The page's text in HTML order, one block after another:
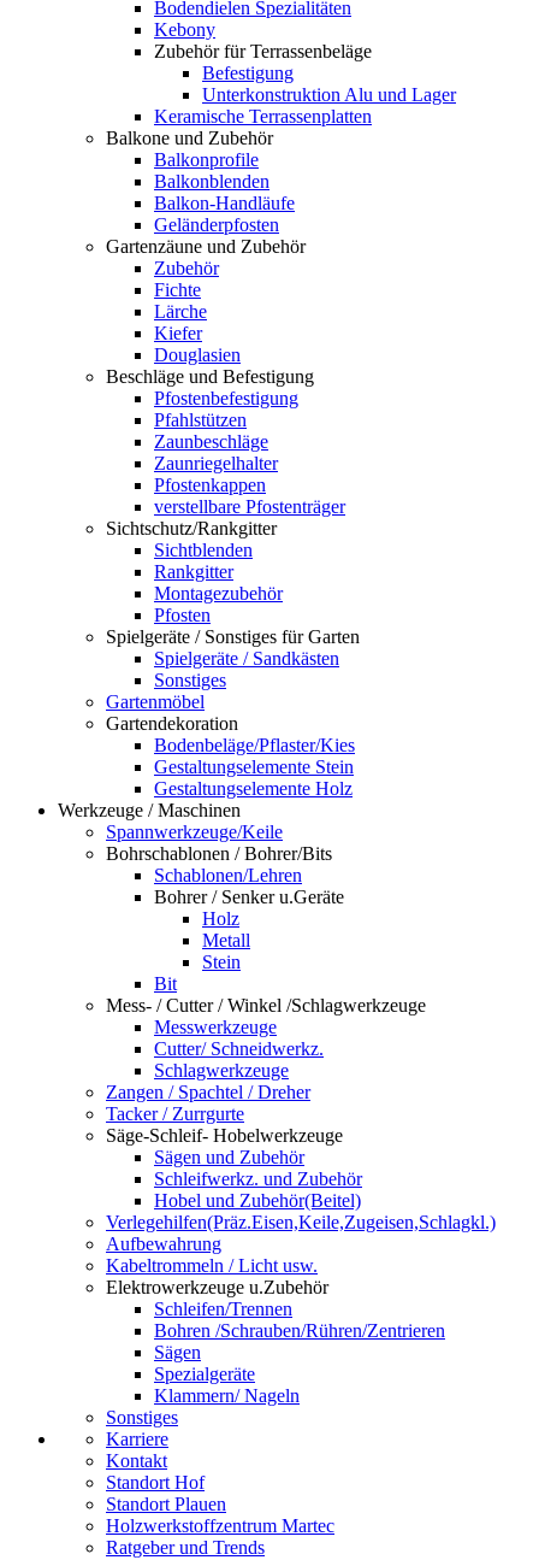
Bodendielen Spezialitäten
Kebony
Zubehör für Terrassenbeläge
Befestigung
Unterkonstruktion Alu und Lager
Keramische Terrassenplatten
Balkone und Zubehör
Balkonprofile
Balkonblenden
Balkon-Handläufe
Geländerpfosten
Gartenzäune und Zubehör
Zubehör
Fichte
Lärche
Kiefer
Douglasien
Beschläge und Befestigung
Pfostenbefestigung
Pfahlstützen
Zaunbeschläge
Zaunriegelhalter
Pfostenkappen
verstellbare Pfostenträger
Sichtschutz/Rankgitter
Sichtblenden
Rankgitter
Montagezubehör
Pfosten
Spielgeräte / Sonstiges für Garten
Spielgeräte / Sandkästen
Sonstiges
Gartenmöbel
Gartendekoration
Bodenbeläge/Pflaster/Kies
Gestaltungselemente Stein
Gestaltungselemente Holz
Werkzeuge / Maschinen
Spannwerkzeuge/Keile
Bohrschablonen / Bohrer/Bits
Schablonen/Lehren
Bohrer / Senker u.Geräte
Holz
Metall
Stein
Bit
Mess- / Cutter / Winkel /Schlagwerkzeuge
Messwerkzeuge
Cutter/ Schneidwerkz.
Schlagwerkzeuge
Zangen / Spachtel / Dreher
Tacker / Zurrgurte
Säge-Schleif- Hobelwerkzeuge
Sägen und Zubehör
Schleifwerkz. und Zubehör
Hobel und Zubehör(Beitel)
Verlegehilfen(Präz.Eisen,Keile,Zugeisen,Schlagkl.)
Aufbewahrung
Kabeltrommeln / Licht usw.
Elektrowerkzeuge u.Zubehör
Schleifen/Trennen
Bohren /Schrauben/Rühren/Zentrieren
Sägen
Spezialgeräte
Klammern/ Nageln
Sonstiges
Karriere
Kontakt
Standort Hof
Standort Plauen
Holzwerkstoffzentrum Martec
Ratgeber und Trends